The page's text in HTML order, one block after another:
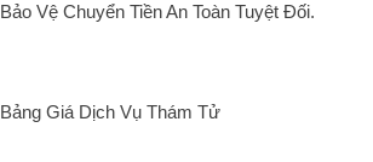
Bảo Vệ Chuyển Tiền An Toàn Tuyệt Đối.
Bảng Giá Dịch Vụ Thám Tử